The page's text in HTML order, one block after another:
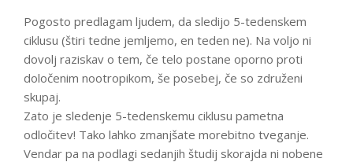
Pogosto predlagam ljudem, da sledijo 5-tedenskem
ciklusu (štiri tedne jemljemo, en teden ne). Na voljo ni
dovolj raziskav o tem, če telo postane oporno proti
določenim nootropikom, še posebej, če so združeni
skupaj.
Zato je sledenje 5-tedenskemu ciklusu pametna
odločitev! Tako lahko zmanjšate morebitno tveganje.
Vendar pa na podlagi sedanjih študij skorajda ni nobene